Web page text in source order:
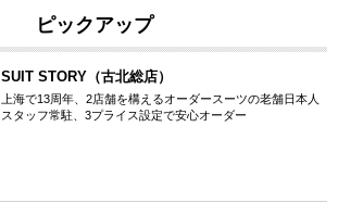
ピックアップ
SUIT STORY（古北総店）
上海で13周年、2店舗を構えるオーダースーツの老舗日本人
スタッフ常駐、3プライス設定で安心オーダー